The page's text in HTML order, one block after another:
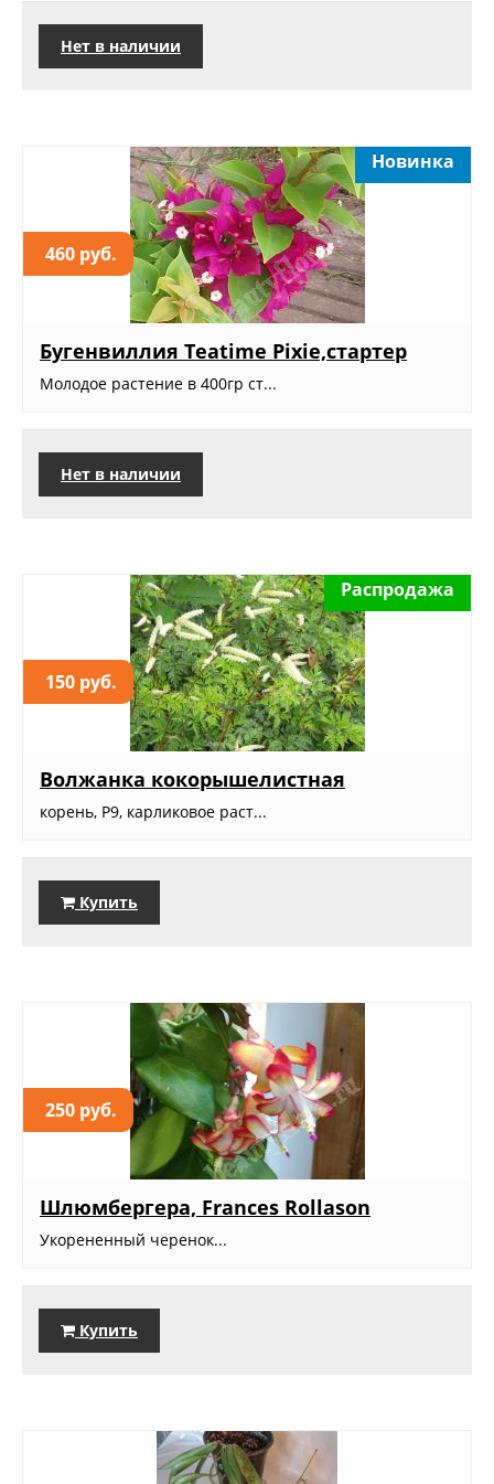
Нет в наличии
460 руб.
Новинка
Бугенвиллия Teatime Pixie,стартер
Молодое растение в 400гр ст...
Нет в наличии
150 руб.
Распродажа
Волжанка кокорышелистная
корень, Р9, карликовое раст...
Купить
250 руб.
Шлюмбергера, Frances Rollason
Укорененный черенок...
Купить